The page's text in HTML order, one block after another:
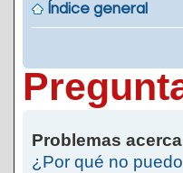
Índice general
Problemas
¿Por qué no